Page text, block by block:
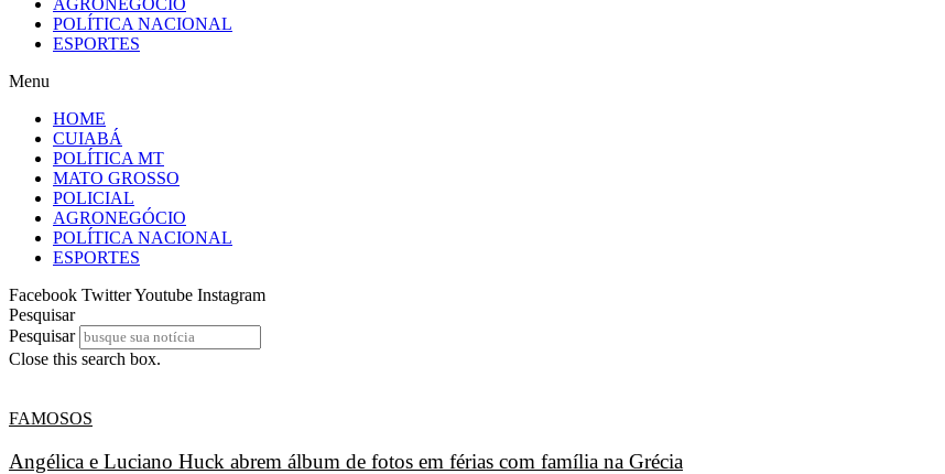
AGRONEGÓCIO
POLÍTICA NACIONAL
ESPORTES
Menu
HOME
CUIABÁ
POLÍTICA MT
MATO GROSSO
POLICIAL
AGRONEGÓCIO
POLÍTICA NACIONAL
ESPORTES
Facebook TwitterYoutube Instagram
Pesquisar
Pesquisar
Close this search box.
FAMOSOS
Angélica e Luciano Huck abrem álbum de fotos em férias com família na Grécia